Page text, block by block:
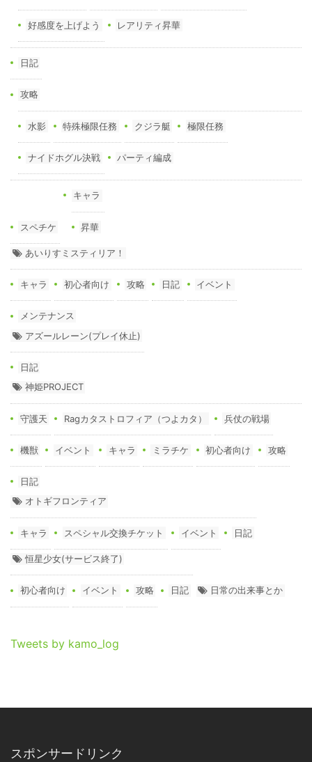
好感度を上げよう レアリティ昇華
日記
攻略
水影 特殊極限任務 クジラ艇 極限任務
ナイドホグル決戦 パーティ編成
スペチケ
キャラ
昇華
あいりすミスティリア！
キャラ 初心者向け 攻略 日記 イベント
メンテナンス
アズールレーン(プレイ休止)
日記
神姫PROJECT
守護天 Ragカタストロフィア（つよカタ） 兵仗の戦場
機獣 イベント キャラ ミラチケ 初心者向け 攻略
日記
オトギフロンティア
キャラ スペシャル交換チケット イベント 日記
恒星少女(サービス終了)
初心者向け イベント 攻略 日記 日常の出来事とか
Tweets by kamo_log
スポンサードリンク